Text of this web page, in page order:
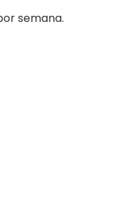
semana.